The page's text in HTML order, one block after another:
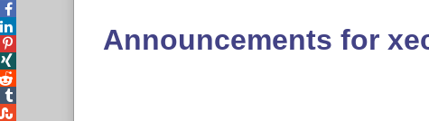
Announcements for




